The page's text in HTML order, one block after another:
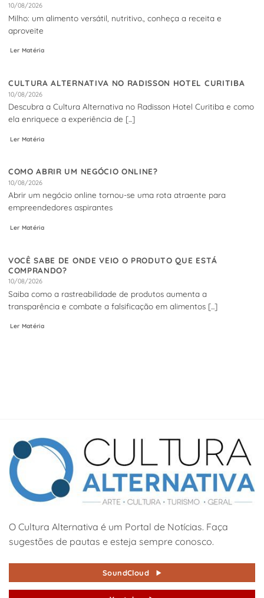
10/08/2026
Milho: um alimento versátil, nutritivo., conheça a receita e
aproveite
Ler Matéria
CULTURA ALTERNATIVA NO RADISSON HOTEL CURITIBA
10/08/2026
Descubra a Cultura Alternativa no Radisson Hotel Curitiba e como
ela enriquece a experiência de [...]
Ler Matéria
COMO ABRIR UM NEGÓCIO ONLINE?
10/08/2026
Abrir um negócio online tornou-se uma rota atraente para
empreendedores aspirantes
Ler Matéria
VOCÊ SABE DE ONDE VEIO O PRODUTO QUE ESTÁ
COMPRANDO?
10/08/2026
Saiba como a rastreabilidade de produtos aumenta a
transparência e combate a falsificação em alimentos [...]
Ler Matéria
O Cultura Alternativa é um Portal de Notícias. Faça
sugestões de pautas e esteja sempre conosco.
SoundCloud